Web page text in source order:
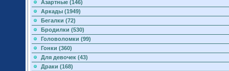
Азартные (146)
Аркады (1949)
Бегалки (72)
Бродилки (530)
Головоломки (99)
Гонки (360)
Для девочек (43)
Драки (168)